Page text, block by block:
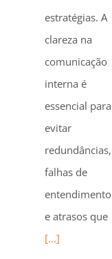
estratégias. A
clareza na
comunicação
interna é
essencial para
evitar
redundâncias,
falhas de
entendimento
e atrasos que
[...]